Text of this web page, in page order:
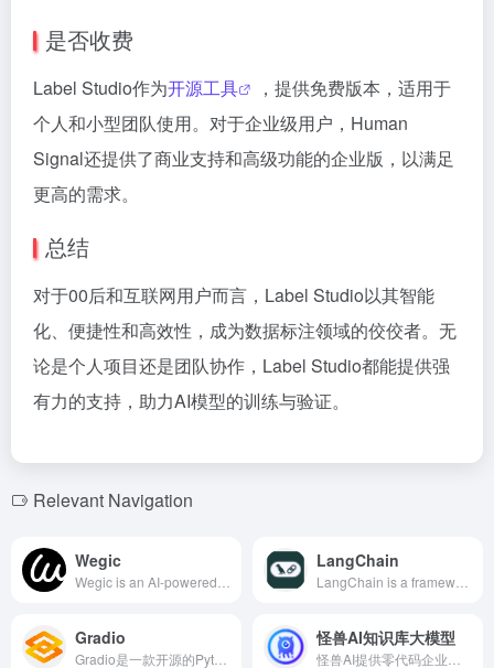
是否收费
Label Studio作为开源工具
，提供免费版本，适用于
个人和小型团队使用。对于企业级用户，Human
Signal还提供了商业支持和高级功能的企业版，以满足
更高的需求。
总结
对于00后和互联网用户而言，Label Studio以其智能
化、便捷性和高效性，成为数据标注领域的佼佼者。无
论是个人项目还是团队协作，Label Studio都能提供强
有力的支持，助力AI模型的训练与验证。
Relevant Navigation
Wegic LangChain
Gradio 怪兽AI知识库大模型